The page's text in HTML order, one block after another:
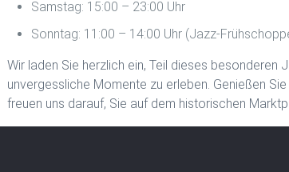
Samstag: 15:00 – 23:00 Uhr
Sonntag: 11:00 – 14:00 Uhr (Jazz-
Wir laden Sie herzlich ein, Teil dieses besonderen
unvergessliche Momente zu erleben. Genießen
freuen uns darauf, Sie auf dem historischen